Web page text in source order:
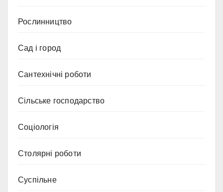
Рослинництво
Сад і город
Сантехнічні роботи
Сільське господарство
Соціологія
Столярні роботи
Суспільне